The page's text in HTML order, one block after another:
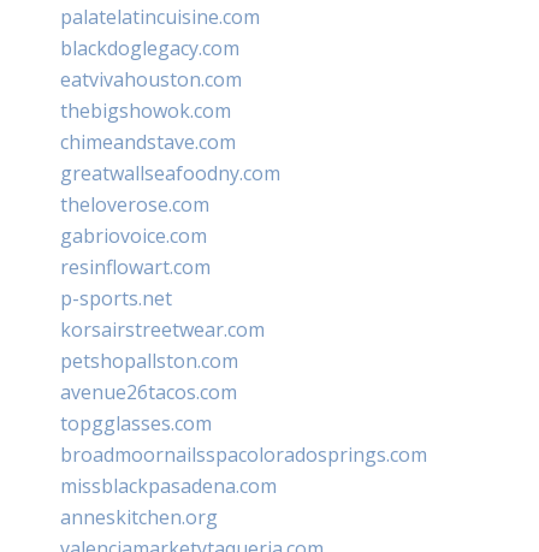
palatelatincuisine.com
blackdoglegacy.com
eatvivahouston.com
thebigshowok.com
chimeandstave.com
greatwallseafoodny.com
theloverose.com
gabriovoice.com
resinflowart.com
p-sports.net
korsairstreetwear.com
petshopallston.com
avenue26tacos.com
topgglasses.com
broadmoornailsspacoloradosprings.com
missblackpasadena.com
anneskitchen.org